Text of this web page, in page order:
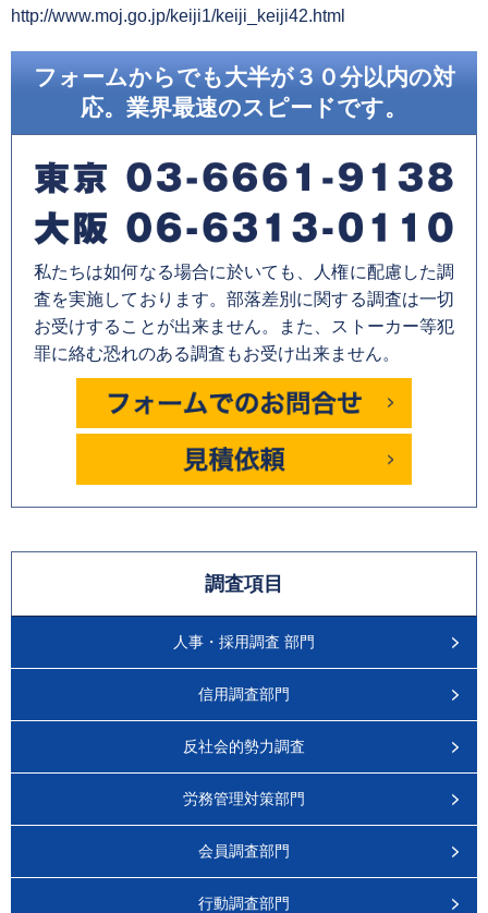
http://www.moj.go.jp/keiji1/keiji_keiji42.html
フォームからでも大半が３０分以内の対
応。業界最速のスピードです。
私たちは如何なる場合に於いても、人権に配慮した調
査を実施しております。部落差別に関する調査は一切
お受けすることが出来ません。また、ストーカー等犯
罪に絡む恐れのある調査もお受け出来ません。
調査項目
人事・採用調査 部門
信用調査部門
反社会的勢力調査
労務管理対策部門
会員調査部門
行動調査部門